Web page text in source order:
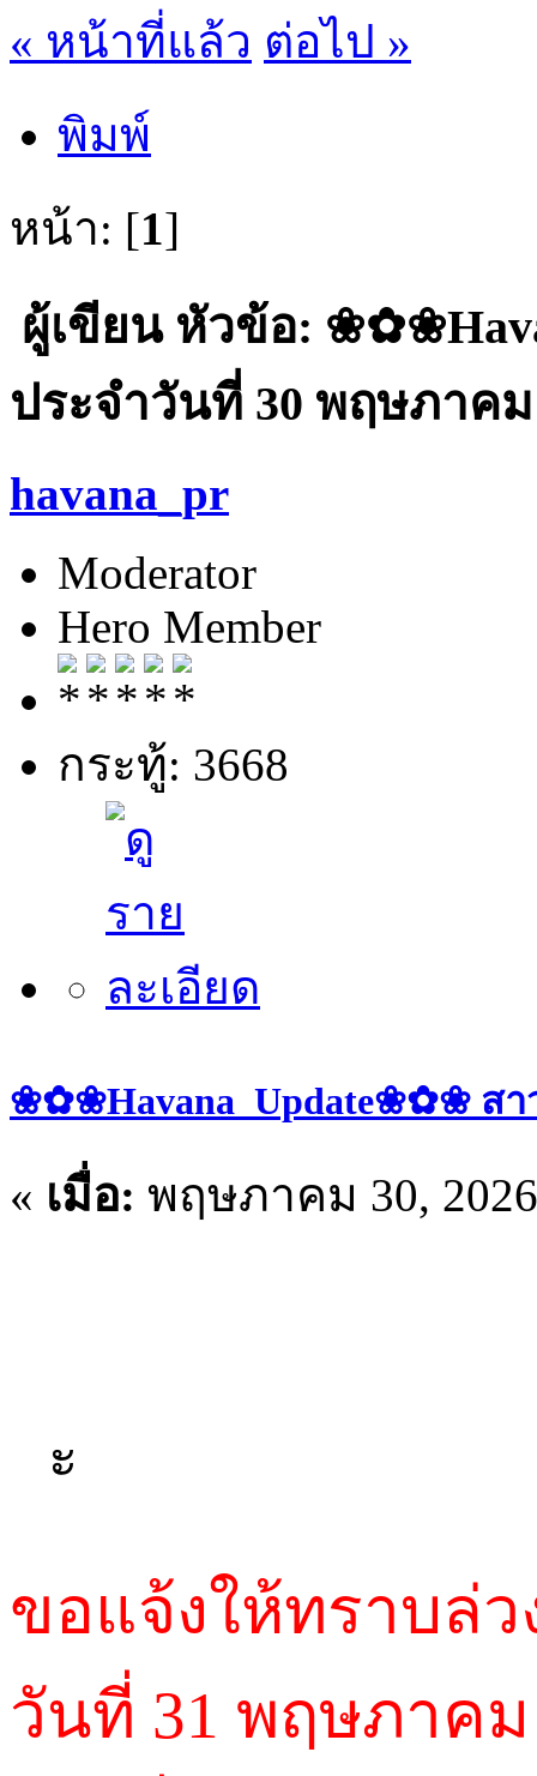
« หน้าที่แล้ว ต่อไป »
พิมพ์
หน้า: [1]
ผู้เขียนหัวข้อ:
ประจำวันที่ 30 พฤษภาคม
havana_pr
Moderator
Hero Member
กระทู้: 3668
❀✿❀Havana_Update❀✿❀ สา
« เมื่อ: พฤษภาคม 30,
ะ
ขอแจ้งให้ทราบล่
วันที่ 31 พฤษภาค